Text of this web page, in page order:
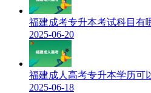
福建成考专升本考试科目有
2025-06-20
福建成人高考专升本学历可
2025-06-18